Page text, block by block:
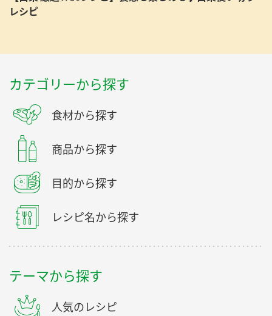
レシピ
カテゴリーから探す
食材から探す
商品から探す
目的から探す
レシピ名から探す
テーマから探す
人気のレシピ